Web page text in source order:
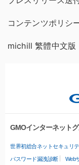
コンテンツポリシ
michill 繁體中文版
GMOインターネット
世界初総合ネットセキュリ
パスワード漏洩診断 Web